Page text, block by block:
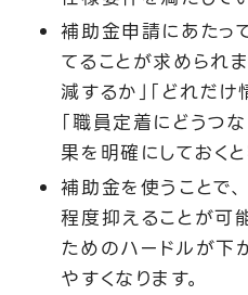
補助金申請にあたっ
てることが求められ
減するか」「どれだ
「職員定着にどうつ
果を明確にしておく
補助金を使うことで
程度抑えることが可
ためのハードルが下
やすくなります。